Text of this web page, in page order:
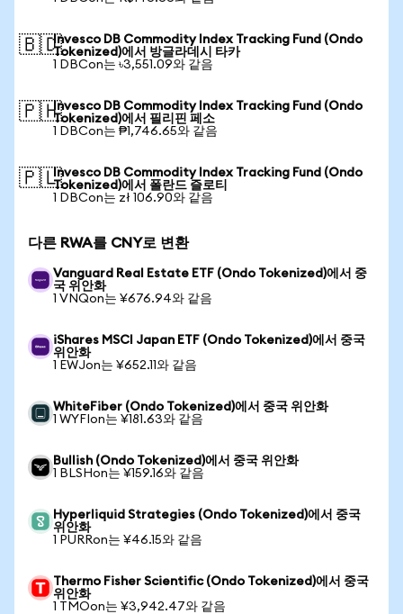
🇧🇩Invesco DB Commodity Index Tracking Fund (Ondo
Tokenized)에서 방글라데시 타카
1 DBCon는 ৳3,551.09와 같음
🇵🇭Invesco DB Commodity Index Tracking Fund (Ondo
Tokenized)에서 필리핀 페소
1 DBCon는 ₱1,746.65와 같음
🇵🇱Invesco DB Commodity Index Tracking Fund (Ondo
Tokenized)에서 폴란드 즐로티
1 DBCon는 zł 106.90와 같음
다른 RWA를 CNY로 변환
Vanguard Real Estate ETF (Ondo Tokenized)에서 중
국 위안화
1 VNQon는 ¥676.94와 같음
iShares MSCI Japan ETF (Ondo Tokenized)에서 중국
위안화
1 EWJon는 ¥652.11와 같음
WhiteFiber (Ondo Tokenized)에서 중국 위안화
1 WYFIon는 ¥181.63와 같음
Bullish (Ondo Tokenized)에서 중국 위안화
1 BLSHon는 ¥159.16와 같음
Hyperliquid Strategies (Ondo Tokenized)에서 중국
위안화
1 PURRon는 ¥46.15와 같음
Thermo Fisher Scientific (Ondo Tokenized)에서 중국
위안화
1 TMOon는 ¥3,942.47와 같음